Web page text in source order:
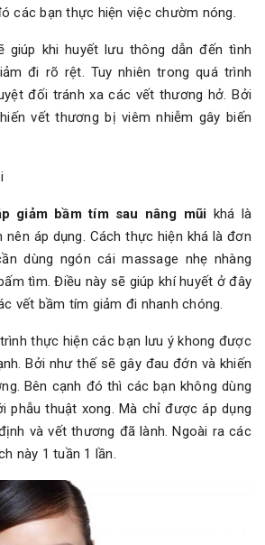
các bạn thực hiện việc chườm nóng.
giúp khi huyết lưu thông dẫn đến tình
đi rõ rệt. Tuy nhiên trong quá trình
đối tránh xa các vết thương hở. Bởi
vết thương bị viêm nhiễm gây biến
giảm bầm tím sau nâng mũi khá là
nên áp dụng. Cách thực hiện khá là đơn
dùng ngón cái massage nhẹ nhàng
tìm. Điều này sẽ giúp khí huyết ở đây
vết bầm tím giảm đi nhanh chóng.
thực hiện các bạn lưu ý khong được
Bởi như thế sẽ gây đau đớn và khiến
Bên cạnh đó thì các bạn không dùng
phẫu thuật xong. Mà chỉ được áp dụng
và vết thương đã lành. Ngoài ra các
này 1 tuần 1 lần.